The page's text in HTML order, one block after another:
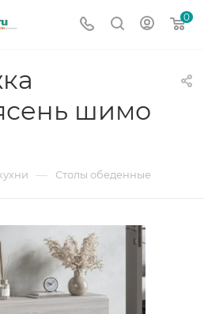
0
шимо
— Столы обеденные